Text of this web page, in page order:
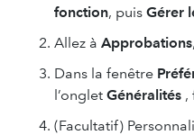
fonction, puis Gérer
Allez à Approbations
Dans la fenêtre
l’onglet Généralités ,
(Facultatif)